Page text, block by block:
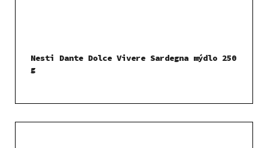
Nesti Dante Dolce Vivere Sardegna mýdlo 250
g